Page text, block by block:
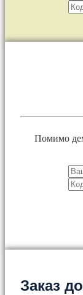
Помимо
Заказ